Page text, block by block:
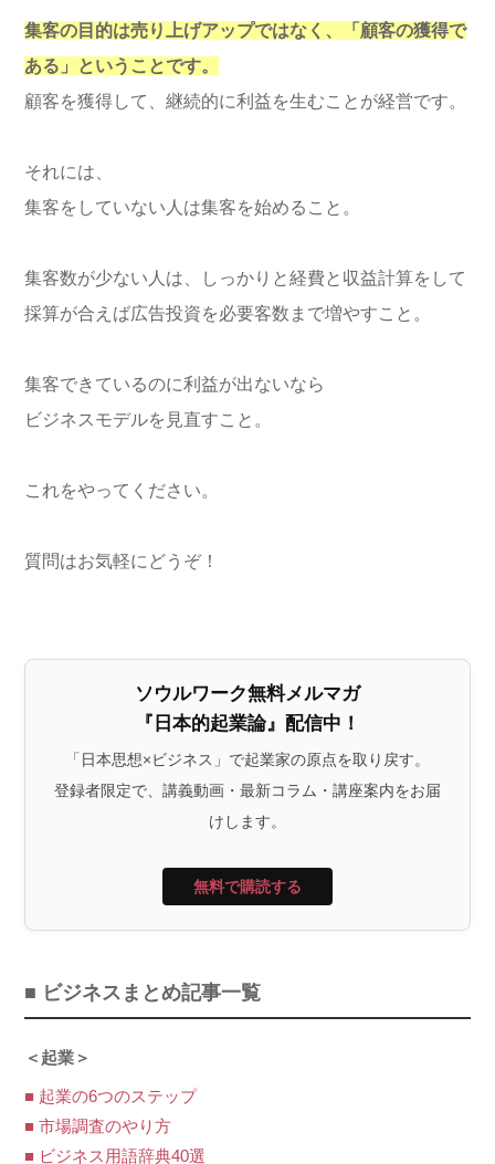
集客の目的は売り上げアップではなく、「顧客の獲得で
ある」ということです。
顧客を獲得して、継続的に利益を生むことが経営です。
それには、
集客をしていない人は集客を始めること。
集客数が少ない人は、しっかりと経費と収益計算をして
採算が合えば広告投資を必要客数まで増やすこと。
集客できているのに利益が出ないなら
ビジネスモデルを見直すこと。
これをやってください。
質問はお気軽にどうぞ！
ソウルワーク無料メルマガ
『日本的起業論』配信中！
「日本思想×ビジネス」で起業家の原点を取り戻す。
登録者限定で、講義動画・最新コラム・講座案内をお届
けします。
無料で購読する
■ ビジネスまとめ記事一覧
＜起業＞
■ 起業の6つのステップ
■ 市場調査のやり方
■ ビジネス用語辞典40選